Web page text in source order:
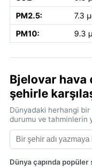
PM2.5:
7.3
PM10:
9.3
Bjelovar hava
şehirle
Dünyadaki herhangi bir
durumu ve tahminlerin
Dünya çapında popüler